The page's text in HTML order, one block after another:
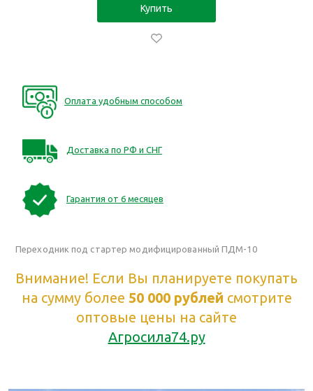
Купить
Оплата удобным способом
Доставка по РФ и СНГ
Гарантия от 6 месяцев
Переходник под стартер модифицированный ПДМ-10
Внимание! Если Вы планируете покупать
на сумму более 50 000 рублей смотрите
оптовые цены на сайте
Агросила74.ру